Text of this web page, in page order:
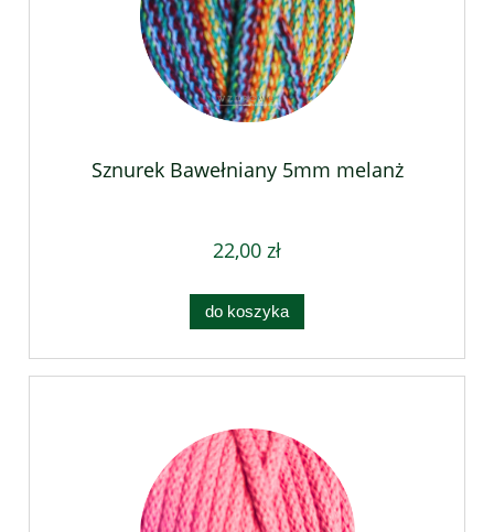
Sznurek Bawełniany 5mm melanż
22,00 zł
do koszyka